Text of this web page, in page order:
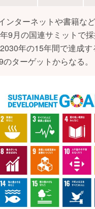
ンターネットや書籍な
9月の国連サミットで採
年の15年間で達成
ターゲットからなる。